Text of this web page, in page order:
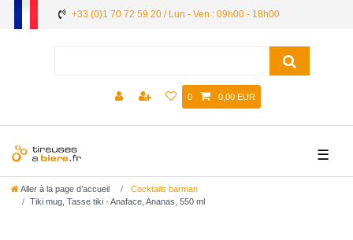
+33 (0)1 70 72 59 20 / Lun - Ven : 09h00 - 18h00
0 0,00 EUR
☰
Aller à la page d’accueil
Cocktails barman
Tiki mug, Tasse tiki - Anaface, Ananas, 550 ml